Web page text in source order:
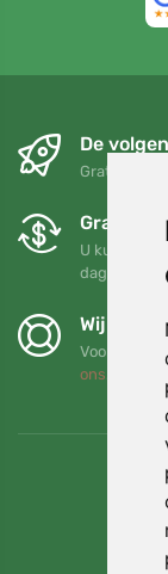
De
Gratis
Gratis
U kunt uw
dagen
Wij
Voor elke
ons